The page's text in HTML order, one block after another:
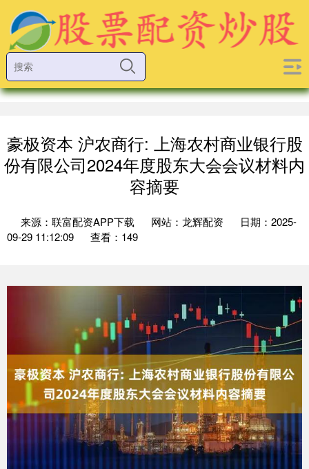
豪极资本 沪农商行: 上海农村商业银行股
份有限公司2024年度股东大会会议材料内
容摘要
来源：联富配资APP下载 网站：龙辉配资
日期：2025-
09-29 11:12:09
查看：149